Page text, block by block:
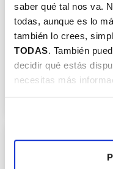
saber qué tal nos va.
todas, aunque es lo
también lo crees,
TODAS. También
decidir qué estás
necesitas más
DENBORALDIA